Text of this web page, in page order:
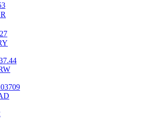
et un accès instantané